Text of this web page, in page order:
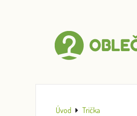
Úvod Trička